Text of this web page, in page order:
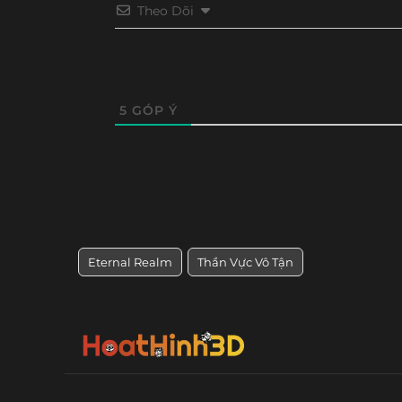
Theo Dõi
5 GÓP Ý
Eternal Realm Thần Vực Vô Tận